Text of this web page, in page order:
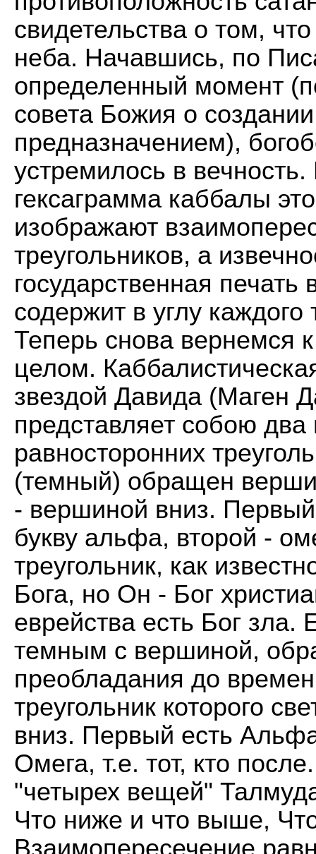
свидетельства о том,
неба. Начавшись, по
определенный момент
совета Божия о
предназначением),
устремилось в
гексаграмма каббалы
изображают
треугольников, а
государственная
содержит в углу каждого
Теперь снова вернемся
целом.
звездой Давида (Маген
представляет собою
равносторонних
(темный) обращен
- вершиной вниз.
букву альфа, второй -
треугольник, как
Бога, но Он - Бог
еврейства есть Бог зла.
темным с вершиной,
преобладания до
треугольник которого
вниз. Первый есть
Омега, т.е. тот, кто
"четырех вещей"
Что ниже и что выше,
Взаимопересечение